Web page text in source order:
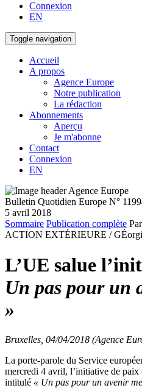
Connexion
EN
Toggle navigation
Accueil
A propos
Agence Europe
Notre publication
La rédaction
Abonnements
Aperçu
Je m'abonne
Contact
Connexion
EN
Bulletin Quotidien Europe N°
5 avril 2018
Sommaire Publication complète
ACTION EXTÉRIEURE /
L’UE salue
Un pas pour un
»
Bruxelles, 04/04/2018 (Agence
La porte-parole du Service
mercredi 4 avril, l’initiative de paix
intitulé « Un pas pour un avenir